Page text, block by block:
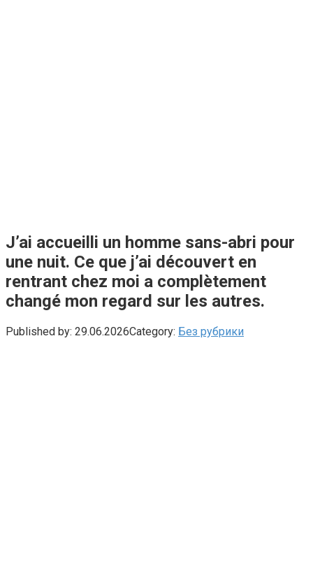
J’ai accueilli un homme sans-abri pour
une nuit. Ce que j’ai découvert en
rentrant chez moi a complètement
changé mon regard sur les autres.
Published by: 29.06.2026Category: Без рубрики